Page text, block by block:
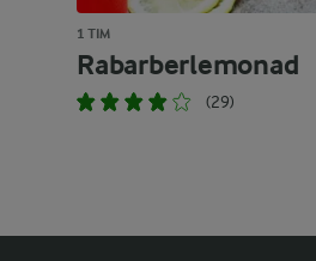
1 TIM
Rabarberlemonad
(29)